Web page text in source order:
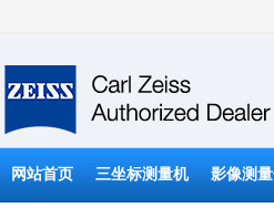
网站首页 三坐标测量机 影像测